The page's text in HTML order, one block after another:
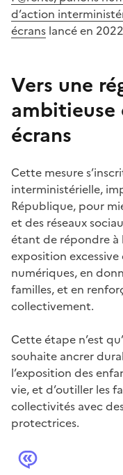
d’action
écrans lancé en
Vers une
ambitieuse
écrans
Cette mesure
interministérielle,
République, pour
et des réseaux
étant de répondre à
exposition
numériques, en
familles, et en
collectivement.
Cette étape n’est
souhaite ancrer
l’exposition des
vie, et d’outiller les
collectivités avec
protectrices.